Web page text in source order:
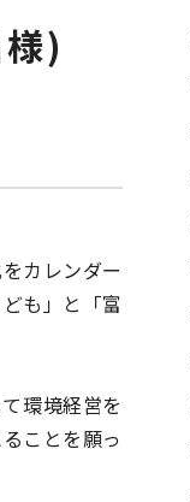
)
カレンダー
も」と「富
環境経営を
ことを願っ